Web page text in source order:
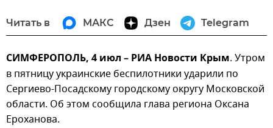
Читать в МАКС Дзен Telegram
СИМФЕРОПОЛЬ, 4 июл – РИА Новости Крым. Утром
в пятницу украинские беспилотники ударили по
Сергиево-Посадскому городскому округу Московской
области. Об этом сообщила глава региона Оксана
Ероханова.